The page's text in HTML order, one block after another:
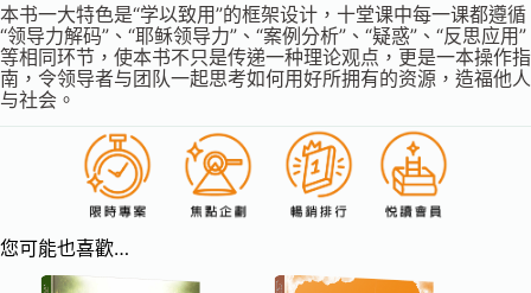
本书一大特色是“学以致用”的框架设计，十堂课中每一课都遵循
“领导力解码”、“耶稣领导力”、“案例分析”、“疑惑”、“反思应用”
等相同环节，使本书不只是传递一种理论观点，更是一本操作指
南，令领导者与团队一起思考如何用好所拥有的资源，造福他人
与社会。
您可能也喜歡…